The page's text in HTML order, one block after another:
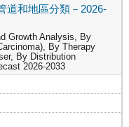
道和地區分類－2026-
Growth Analysis, By
By Therapy
By Distribution
2026-2033